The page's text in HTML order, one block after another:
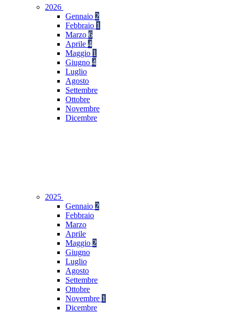
2026
Gennaio 2
Febbraio 1
Marzo 6
Aprile 4
Maggio 1
Giugno 4
Luglio
Agosto
Settembre
Ottobre
Novembre
Dicembre
2025
Gennaio 2
Febbraio
Marzo
Aprile
Maggio 2
Giugno
Luglio
Agosto
Settembre
Ottobre
Novembre 1
Dicembre